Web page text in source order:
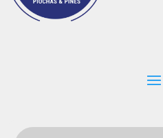
Búsqueda